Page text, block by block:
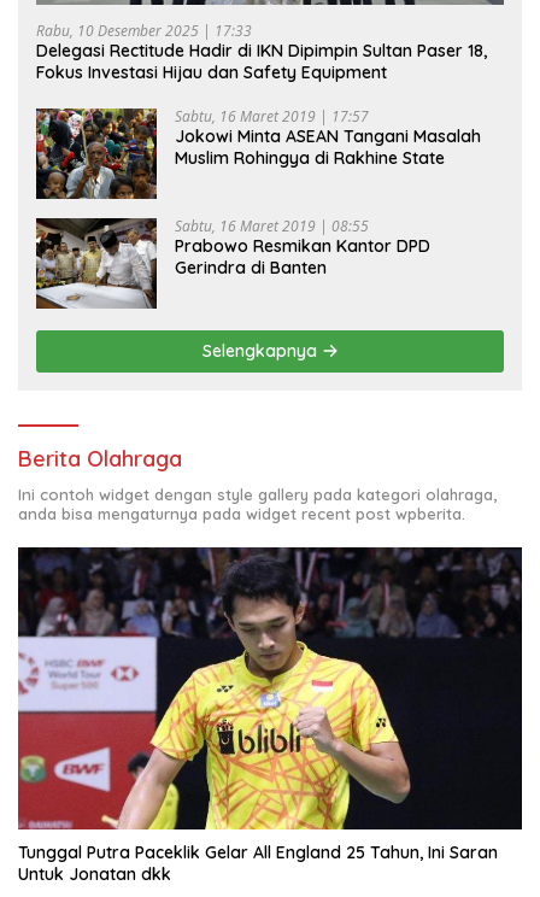
Rabu, 10 Desember 2025 | 17:33
Delegasi Rectitude Hadir di IKN Dipimpin Sultan Paser 18,
Fokus Investasi Hijau dan Safety Equipment
Sabtu, 16 Maret 2019 | 17:57
Jokowi Minta ASEAN Tangani Masalah
Muslim Rohingya di Rakhine State
Sabtu, 16 Maret 2019 | 08:55
Prabowo Resmikan Kantor DPD
Gerindra di Banten
Selengkapnya
Berita Olahraga
Ini contoh widget dengan style gallery pada kategori olahraga,
anda bisa mengaturnya pada widget recent post wpberita.
Tunggal Putra Paceklik Gelar All England 25 Tahun, Ini Saran
Untuk Jonatan dkk